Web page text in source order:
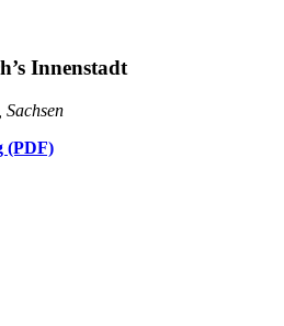
Innenstadt
Sachsen
(PDF)